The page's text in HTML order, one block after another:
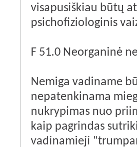
visapusiškiau būtų
psichofiziologinis
F 51.0 Neorganinė
Nemiga vadiname
nepatenkinama
nukrypimas nuo
kaip pagrindas
vadinamieji